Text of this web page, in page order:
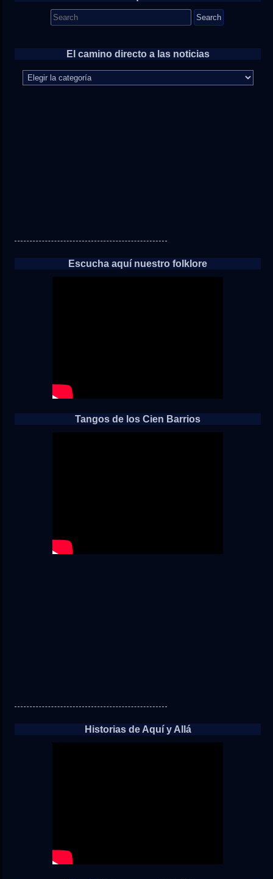
Search
for:
El camino directo a las noticias
camino
Escucha aquí nuestro folklore
Tangos de los Cien Barrios
Historias de Aquí y Allá